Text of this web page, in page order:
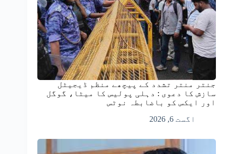
جنتر منتر تشدد کے پیچھے منظم ڈیجیٹل
سازش کا دعوی : دہلی پولیس کا میٹا، گوگل
اور ایکس کو باضابطہ نوٹس
اگست 6, 2026